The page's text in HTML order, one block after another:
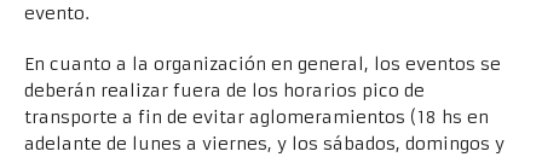
evento.
En cuanto a la organización en general, los eventos se
deberán realizar fuera de los horarios pico de
transporte a fin de evitar aglomeramientos (18 hs en
adelante de lunes a viernes, y los sábados, domingos y